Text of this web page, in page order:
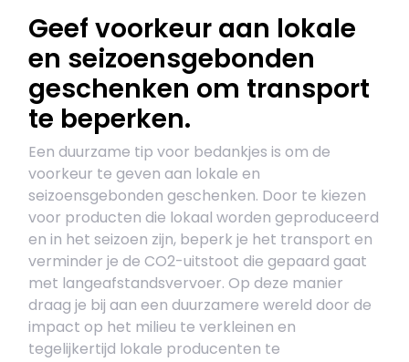
Geef voorkeur aan lokale
en seizoensgebonden
geschenken om transport
te beperken.
Een duurzame tip voor bedankjes is om de
voorkeur te geven aan lokale en
seizoensgebonden geschenken. Door te kiezen
voor producten die lokaal worden geproduceerd
en in het seizoen zijn, beperk je het transport en
verminder je de CO2-uitstoot die gepaard gaat
met langeafstandsvervoer. Op deze manier
draag je bij aan een duurzamere wereld door de
impact op het milieu te verkleinen en
tegelijkertijd lokale producenten te